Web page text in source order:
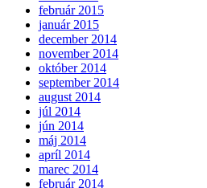
február 2015
január 2015
december 2014
november 2014
október 2014
september 2014
august 2014
júl 2014
jún 2014
máj 2014
apríl 2014
marec 2014
február 2014